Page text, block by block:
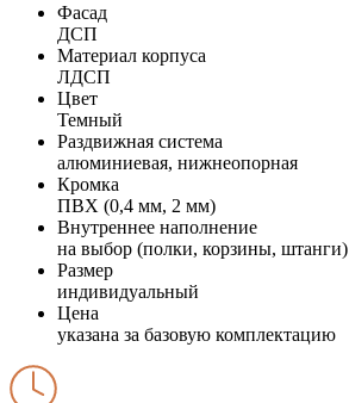
Фасад
ДСП
Материал корпуса
ЛДСП
Цвет
Темный
Раздвижная система
алюминиевая, нижнеопорная
Кромка
ПВХ (0,4 мм, 2 мм)
Внутреннее наполнение
на выбор (полки, корзины, штанги)
Размер
индивидуальный
Цена
указана за базовую комплектацию